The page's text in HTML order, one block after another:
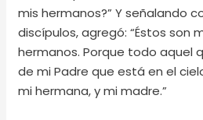
mis hermanos?” Y señalando
discípulos, agregó: “Éstos son
hermanos. Porque todo aquel
de mi Padre que está en el
mi hermana, y mi madre.”